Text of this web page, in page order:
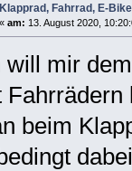
Klapprad, Fahrrad, E-Bike
« am: 13. August 2020,
will mir
Fahrrädern
beim